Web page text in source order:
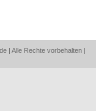
| Alle Rechte vorbehalten |